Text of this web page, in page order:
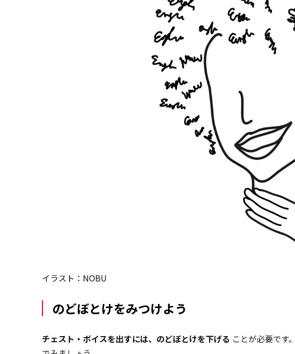
イラスト：NOBU
のどぼとけをみつけよう
チェスト・ボイスを出すには、のどぼとけを下げる ことが必要です